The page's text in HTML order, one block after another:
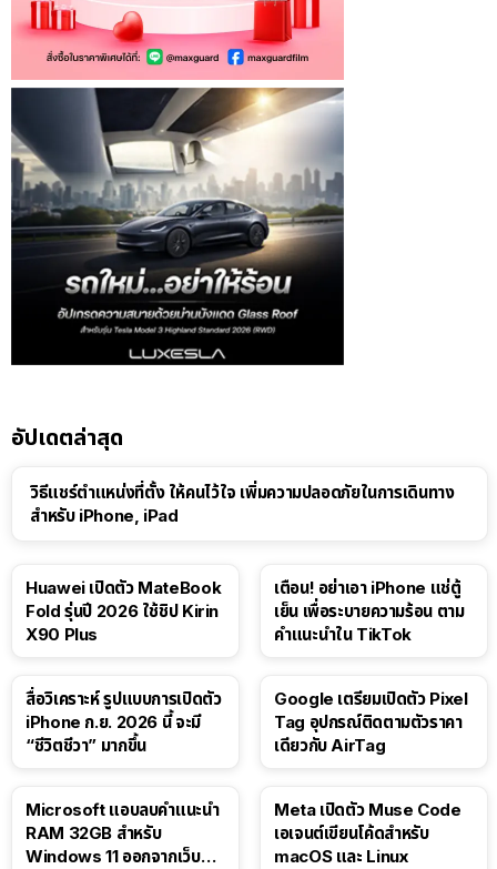
อัปเดตล่าสุด
วิธีแชร์ตำแหน่งที่ตั้ง ให้คนไว้ใจ เพิ่มความปลอดภัยในการเดินทาง
สำหรับ iPhone, iPad
Huawei เปิดตัว MateBook
Fold รุ่นปี 2026 ใช้ชิป Kirin
X90 Plus
เตือน! อย่าเอา iPhone แช่ตู้
เย็น เพื่อระบายความร้อน ตาม
คำแนะนำใน TikTok
สื่อวิเคราะห์ รูปแบบการเปิดตัว
iPhone ก.ย. 2026 นี้ จะมี
“ชีวิตชีวา” มากขึ้น
Google เตรียมเปิดตัว Pixel
Tag อุปกรณ์ติดตามตัวราคา
เดียวกับ AirTag
Microsoft แอบลบคำแนะนำ
RAM 32GB สำหรับ
Windows 11 ออกจากเว็บตัว
Meta เปิดตัว Muse Code
เอเจนต์เขียนโค้ดสำหรับ
macOS และ Linux